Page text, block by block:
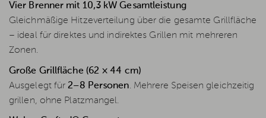
Vier Brenner mit 10,3 kW Gesamtleistung
Gleichmäßige Hitzeverteilung über die gesamte Grillfläche
– ideal für direktes und indirektes Grillen mit mehreren
Zonen.
Große Grillfläche (62 × 44 cm)
Ausgelegt für2–8 Personen. Mehrere Speisen gleichzeitig
grillen, ohne Platzmangel.